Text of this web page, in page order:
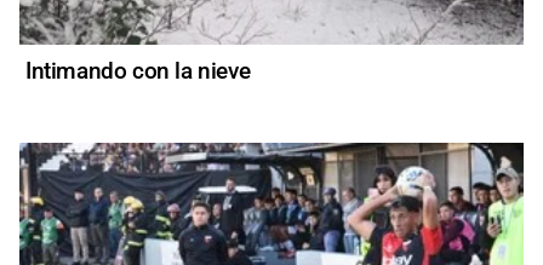
Intimando con la nieve